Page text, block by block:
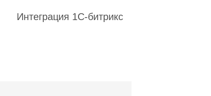
Интеграция 1С-битрикс